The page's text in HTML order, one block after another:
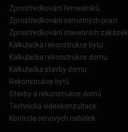
Zprostředkování řemeslníků
Zprostředkování samotných prací
Zprostředkování stavebních zakázek
Kalkulačka rekonstrukce bytu
Kalkulačka rekonstrukce domu
Kalkulačka stavby domu
Rekonstrukce bytů
Stavby a rekonstrukce domů
Technická videokonzultace
Kontrola cenových nabídek